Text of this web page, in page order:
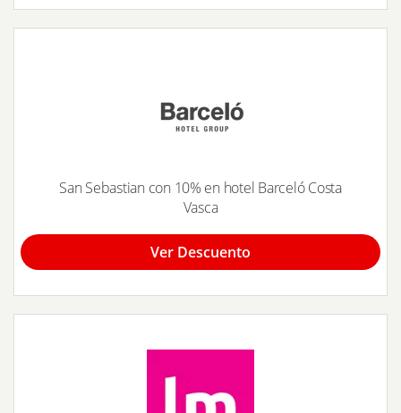
San Sebastian con 10% en hotel Barceló Costa
Vasca
Ver Descuento